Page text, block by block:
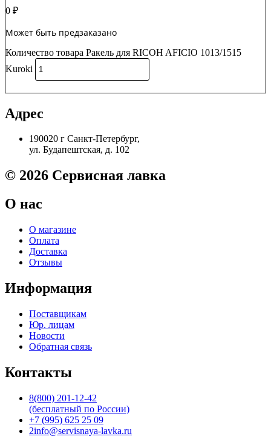
0 ₽
Может быть предзаказано
Количество товара Ракель для RICOH AFICIO 1013/1515
Kuroki
Адрес
190020 г Санкт-Петербург,
ул. Будапештская, д. 102
© 2026 Сервисная лавка
О нас
О магазине
Оплата
Доставка
Отзывы
Информация
Поставщикам
Юр. лицам
Новости
Обратная связь
Контакты
8(800) 201-12-42
(бесплатный по России)
+7 (995) 625 25 09
2info@servisnaya-lavka.ru